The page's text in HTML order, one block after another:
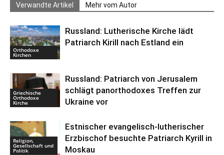
Verwandte Artikel Mehr vom Autor
Orthodoxe
Kirchen
Russland: Lutherische Kirche lädt
Patriarch Kirill nach Estland ein
Griechische
Orthodoxe
Kirche
Russland: Patriarch von Jerusalem
schlägt panorthodoxes Treffen zur
Ukraine vor
Religion,
Gesellschaft und
Politik
Estnischer evangelisch-lutherischer
Erzbischof besuchte Patriarch Kyrill in
Moskau